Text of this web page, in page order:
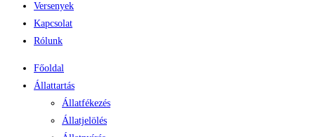
Versenyek
Kapcsolat
Rólunk
Főoldal
Állattartás
Állatfékezés
Állatjelölés